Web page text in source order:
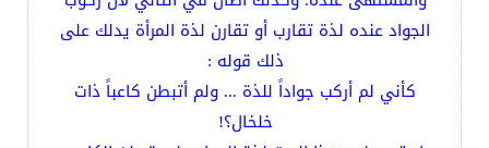
الجواد عنده لذة تقارب أو تقارن لذة المرأة يدلك على
ذلك قوله :
كأني لم أركب جواداً للذة ... ولم أتبطن كاعباً ذات
خلخال؟!